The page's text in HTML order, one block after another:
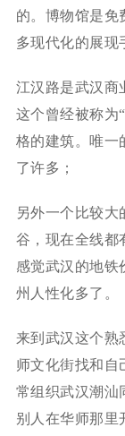
的。博物馆是免
多现代化的展现
江汉路是武汉商
这个曾经被称为
格的建筑。唯一
了许多；
另外一个比较大
谷，现在全线都
感觉武汉的地铁
州人性化多了。
来到武汉这个熟
师文化街找和自
常组织武汉潮汕
别人在华师那里